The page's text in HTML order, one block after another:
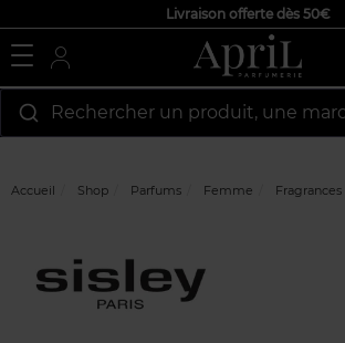
Livraison offerte dès 50€
Rechercher un produit, une
Accueil Shop Parfums Femme Fragrances